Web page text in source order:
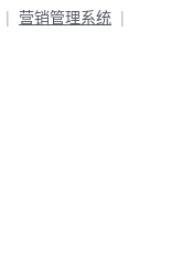
营销管理系统